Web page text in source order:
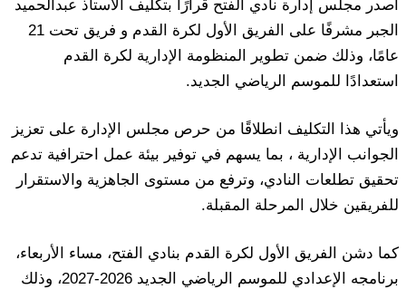
أصدر مجلس إدارة نادي الفتح قرارًا بتكليف الأستاذ عبدالحميد
الجبر مشرفًا على الفريق الأول لكرة القدم و فريق تحت 21
عامًا، وذلك ضمن تطوير المنظومة الإدارية لكرة القدم
استعدادًا للموسم الرياضي الجديد.
ويأتي هذا التكليف انطلاقًا من حرص مجلس الإدارة على تعزيز
الجوانب الإدارية ، بما يسهم في توفير بيئة عمل احترافية تدعم
تحقيق تطلعات النادي، وترفع من مستوى الجاهزية والاستقرار
للفريقين خلال المرحلة المقبلة.
كما دشن الفريق الأول لكرة القدم بنادي الفتح، مساء الأربعاء،
برنامجه الإعدادي للموسم الرياضي الجديد 2026-2027، وذلك